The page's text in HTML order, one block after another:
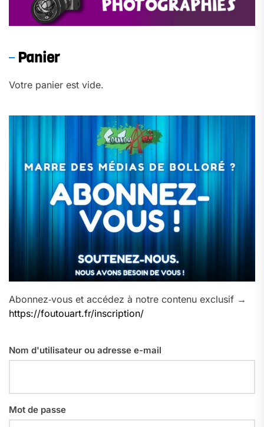
Panier
Votre panier est vide.
Abonnez‑vous et accédez à notre contenu exclusif →
https://foutouart.fr/inscription/
Nom d'utilisateur ou adresse e-mail
Mot de passe